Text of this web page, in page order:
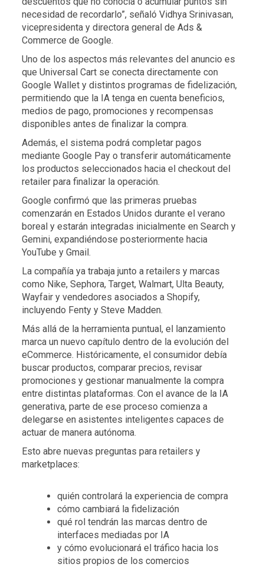
necesidad de recordarlo”, señaló Vidhya Srinivasan,
vicepresidenta y directora general de Ads &
Commerce de Google.
Uno de los aspectos más relevantes del anuncio es
que Universal Cart se conecta directamente con
Google Wallet y distintos programas de fidelización,
permitiendo que la IA tenga en cuenta beneficios,
medios de pago, promociones y recompensas
disponibles antes de finalizar la compra.
Además, el sistema podrá completar pagos
mediante Google Pay o transferir automáticamente
los productos seleccionados hacia el checkout del
retailer para finalizar la operación.
Google confirmó que las primeras pruebas
comenzarán en Estados Unidos durante el verano
boreal y estarán integradas inicialmente en Search y
Gemini, expandiéndose posteriormente hacia
YouTube y Gmail.
La compañía ya trabaja junto a retailers y marcas
como Nike, Sephora, Target, Walmart, Ulta Beauty,
Wayfair y vendedores asociados a Shopify,
incluyendo Fenty y Steve Madden.
Más allá de la herramienta puntual, el lanzamiento
marca un nuevo capítulo dentro de la evolución del
eCommerce. Históricamente, el consumidor debía
buscar productos, comparar precios, revisar
promociones y gestionar manualmente la compra
entre distintas plataformas. Con el avance de la IA
generativa, parte de ese proceso comienza a
delegarse en asistentes inteligentes capaces de
actuar de manera autónoma.
Esto abre nuevas preguntas para retailers y
marketplaces:
quién controlará la experiencia de compra
cómo cambiará la fidelización
qué rol tendrán las marcas dentro de
interfaces mediadas por IA
y cómo evolucionará el tráfico hacia los
sitios propios de los comercios